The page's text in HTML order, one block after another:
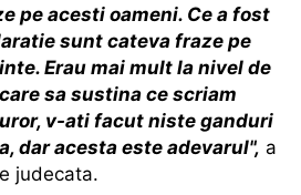
pe acesti oameni. Ce a fost
sunt cateva fraze pe
Erau mai mult la nivel de
sa sustina ce scriam
v-ati facut niste ganduri
dar acesta este adevarul", a
judecata.